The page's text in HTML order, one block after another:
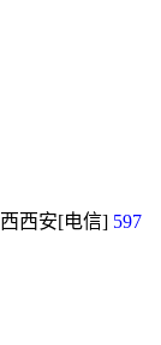
西安[电信] 597